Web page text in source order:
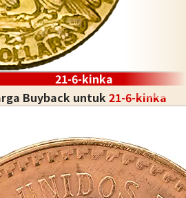
21-6-kinka
Buyback untuk21-6-kinka